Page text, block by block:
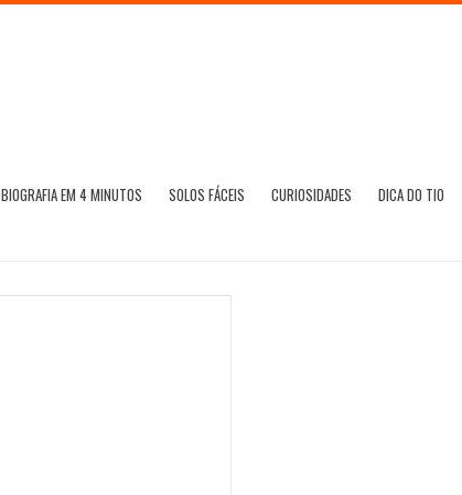
BIOGRAFIA EM 4 MINUTOS SOLOS FÁCEIS CURIOSIDADES DICA DO TIO